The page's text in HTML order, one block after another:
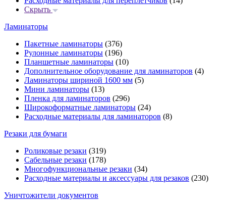
Скрыть
Ламинаторы
Пакетные ламинаторы (376)
Рулонные ламинаторы (196)
Планшетные ламинаторы (10)
Дополнительное оборудование для ламинаторов (4)
Ламинаторы шириной 1600 мм (5)
Мини ламинаторы (13)
Пленка для ламинаторов (296)
Широкоформатные ламинаторы (24)
Расходные материалы для ламинаторов (8)
Резаки для бумаги
Роликовые резаки (319)
Сабельные резаки (178)
Многофункциональные резаки (34)
Расходные материалы и аксессуары для резаков (230)
Уничтожители документов